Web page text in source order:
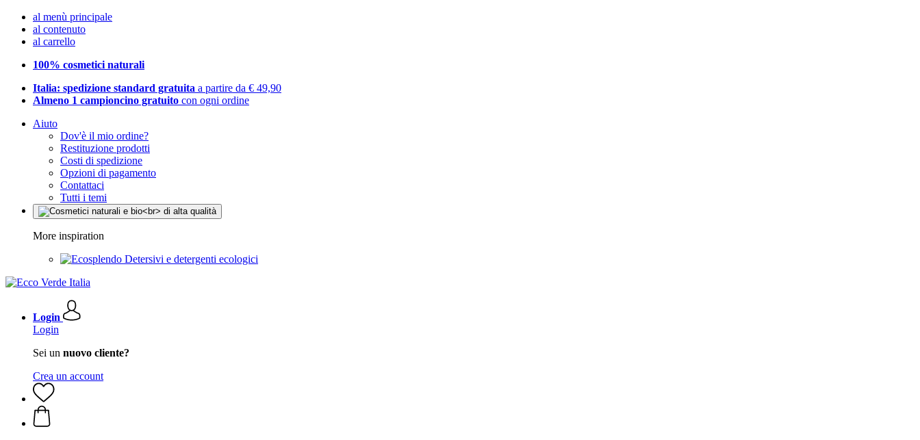
al menù principale
al contenuto
al carrello
100% cosmetici naturali
Italia: spedizione standard gratuita a partire da € 49,90
Almeno 1 campioncino gratuito con ogni ordine
Aiuto
Dov'è il mio ordine?
Restituzione prodotti
Costi di spedizione
Opzioni di pagamento
Contattaci
Tutti i temi
More inspiration
Detersivi e detergenti ecologici
Login
Login
Sei un nuovo cliente?
Crea un account